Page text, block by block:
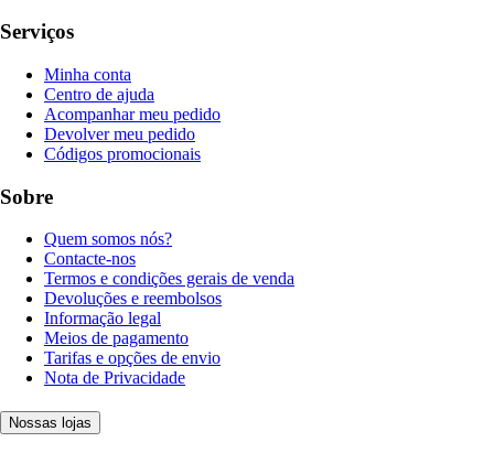
Serviços
Minha conta
Centro de ajuda
Acompanhar meu pedido
Devolver meu pedido
Códigos promocionais
Sobre
Quem somos nós?
Contacte-nos
Termos e condições gerais de venda
Devoluções e reembolsos
Informação legal
Meios de pagamento
Tarifas e opções de envio
Nota de Privacidade
Nossas lojas